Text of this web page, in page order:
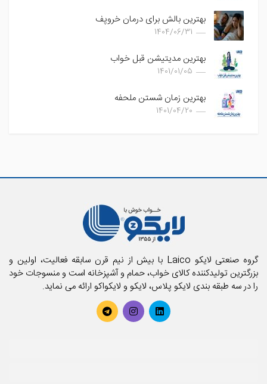
بهترین بالش برای درمان خروپف
1404/06/31
بهترین مدیتیشن قبل خواب
1401/01/05
بهترین زمان شستن ملحفه
1401/04/20
گروه صنعتی لایکو Laico با بیش از نیم قرن سابقه فعالیت، اولین و
بزرگترین تولیدکننده کالای خواب، حمام و آشپزخانه است و منسوجات خود
را در سه طبقه بندی لایکو پلاس، لایکو و لایکواکو ارائه می نماید.